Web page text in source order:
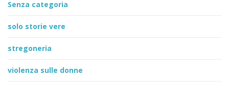
Senza categoria
solo storie vere
stregoneria
violenza sulle donne